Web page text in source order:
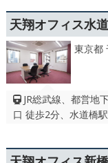
天翔オフィス水
東京都
JR総武線、都営地
口 徒歩2分、水道橋